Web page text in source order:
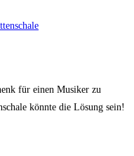
für einen Musiker zu
könnte die Lösung sein!